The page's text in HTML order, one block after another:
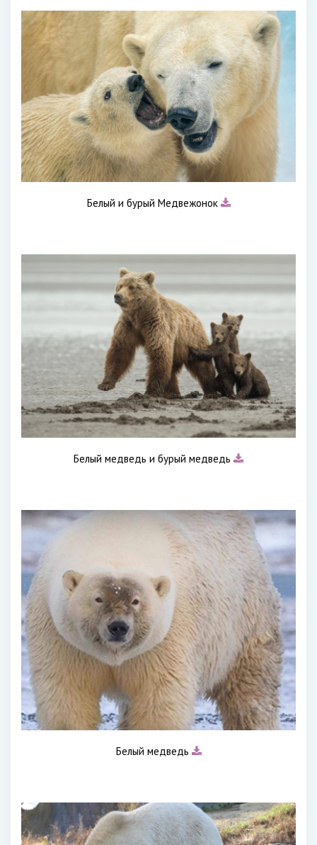
Белый и бурый Медвежонок
Белый медведь и бурый медведь
Белый медведь